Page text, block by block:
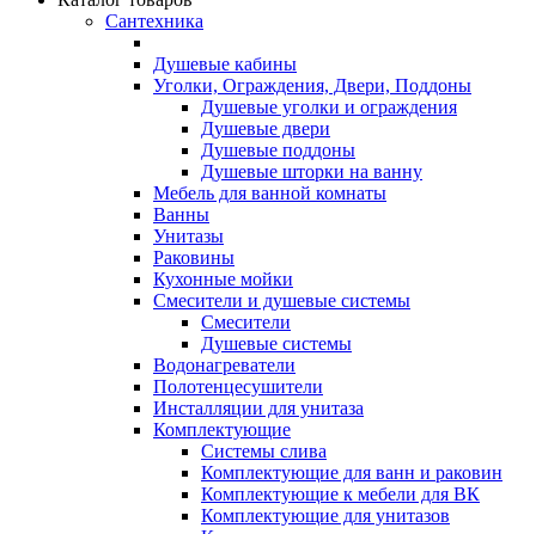
Сантехника
Душевые кабины
Уголки, Ограждения, Двери, Поддоны
Душевые уголки и ограждения
Душевые двери
Душевые поддоны
Душевые шторки на ванну
Мебель для ванной комнаты
Ванны
Унитазы
Раковины
Кухонные мойки
Смесители и душевые системы
Смесители
Душевые системы
Водонагреватели
Полотенцесушители
Инсталляции для унитаза
Комплектующие
Системы слива
Комплектующие для ванн и раковин
Комплектующие к мебели для ВК
Комплектующие для унитазов